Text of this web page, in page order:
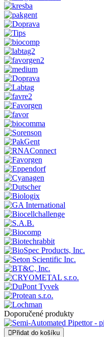
Doporučené produkty
Přidat do košíku